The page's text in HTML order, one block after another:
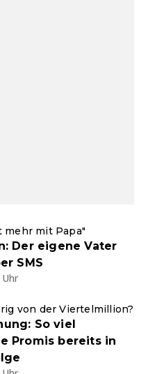
mehr mit Papa"
Der eigene Vater
SMS
Uhr
von der Viertelmillion?
So viel
Promis bereits in